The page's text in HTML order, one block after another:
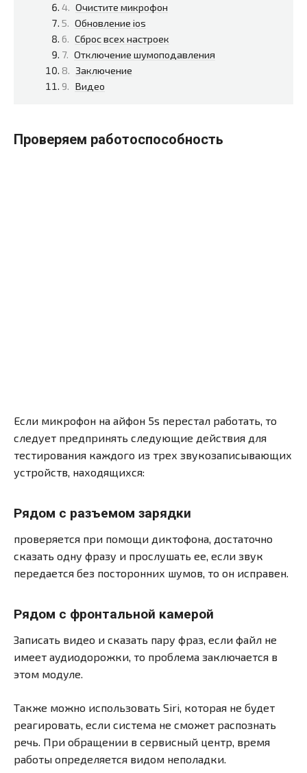
Очистите микрофон
Обновление ios
Сброс всех настроек
Отключение шумоподавления
Заключение
Видео
Проверяем работоспособность
Если микрофон на айфон 5s перестал работать, то
следует предпринять следующие действия для
тестирования каждого из трех звукозаписывающих
устройств, находящихся:
Рядом с разъемом зарядки
проверяется при помощи диктофона, достаточно
сказать одну фразу и прослушать ее, если звук
передается без посторонних шумов, то он исправен.
Рядом с фронтальной камерой
Записать видео и сказать пару фраз, если файл не
имеет аудиодорожки, то проблема заключается в
этом модуле.
Также можно использовать Siri, которая не будет
реагировать, если система не сможет распознать
речь. При обращении в сервисный центр, время
работы определяется видом неполадки.